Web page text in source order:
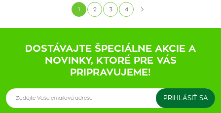
1 2 3 4
DOSTÁVAJTE ŠPECIÁLNE AKCIE A
NOVINKY, KTORÉ PRE VÁS
PRIPRAVUJEME!